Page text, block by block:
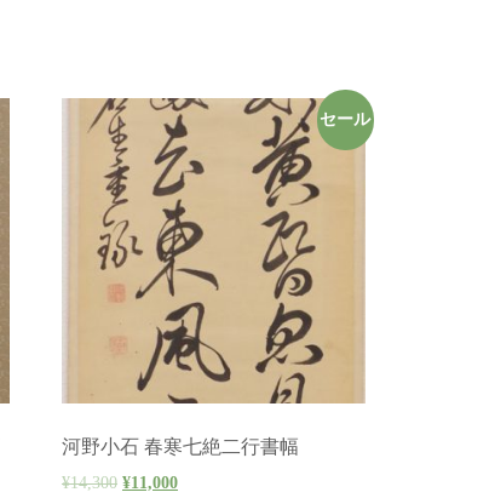
セール
河野小石 春寒七絶二行書幅
¥14,300 ¥11,000